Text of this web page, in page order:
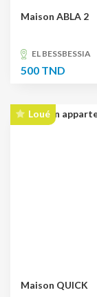
Maison ABLA 2
EL BESSBESSIA
500 TND
Loué
Maison QUICK